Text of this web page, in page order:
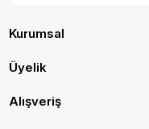
Kurumsal
Üyelik
Alışveriş